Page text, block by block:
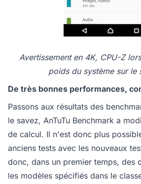
Avertissement en 4K, CPU-Z
poids du système sur le
De très bonnes performances,
Passons aux résultats des
le savez, AnTuTu Benchmark a
de calcul. Il n'est donc plus
anciens tests avec les nouveaux
donc, dans un premier temps, des
les modèles spécifiés dans le